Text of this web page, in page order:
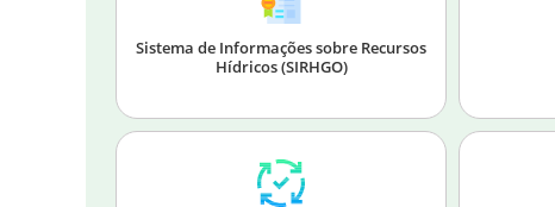
Sistema de Informações sobre Recursos
Hídricos (SIRHGO)